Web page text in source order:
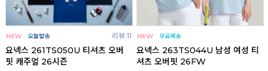
리뷰 11
요넥스 261TS050U 티셔츠 오버
핏 캐주얼 26시즌
요넥스 263TS044U 남성 여성 티
셔츠 오버핏 26FW